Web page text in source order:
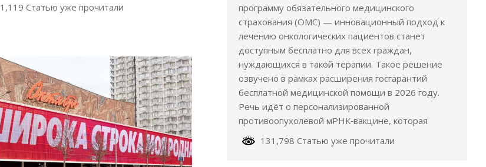
1,119 Статью уже прочитали
программу обязательного медицинского
страхования (ОМС) — инновационный подход к
лечению онкологических пациентов станет
доступным бесплатно для всех граждан,
нуждающихся в такой терапии. Такое решение
озвучено в рамках расширения госгарантий
бесплатной медицинской помощи в 2026 году.
Речь идёт о персонализированной
противоопухолевой мРНК‑вакцине, которая
131,798 Статью уже прочитали